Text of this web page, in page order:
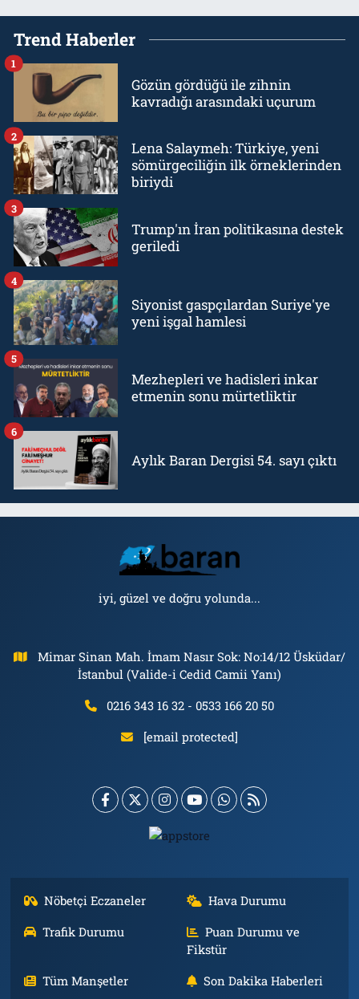
Trend Haberler
Gözün gördüğü ile zihnin
kavradığı arasındaki uçurum
1
Lena Salaymeh: Türkiye, yeni
sömürgeciliğin ilk örneklerinden
biriydi
2
Trump'ın İran politikasına destek
geriledi
3
Siyonist gaspçılardan Suriye'ye
yeni işgal hamlesi
4
Mezhepleri ve hadisleri inkar
etmenin sonu mürtetliktir
5
Aylık Baran Dergisi 54. sayı çıktı
6
iyi, güzel ve doğru yolunda...
Mimar Sinan Mah. İmam Nasır Sok: No:14/12 Üsküdar/
İstanbul (Valide-i Cedid Camii Yanı)
0216 343 16 32 - 0533 166 20 50
[email protected]
Nöbetçi Eczaneler
Hava Durumu
Trafik Durumu
Puan Durumu ve
Fikstür
Tüm Manşetler
Son Dakika Haberleri